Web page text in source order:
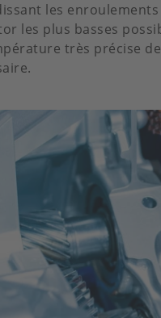
les
les plus basses
très précise